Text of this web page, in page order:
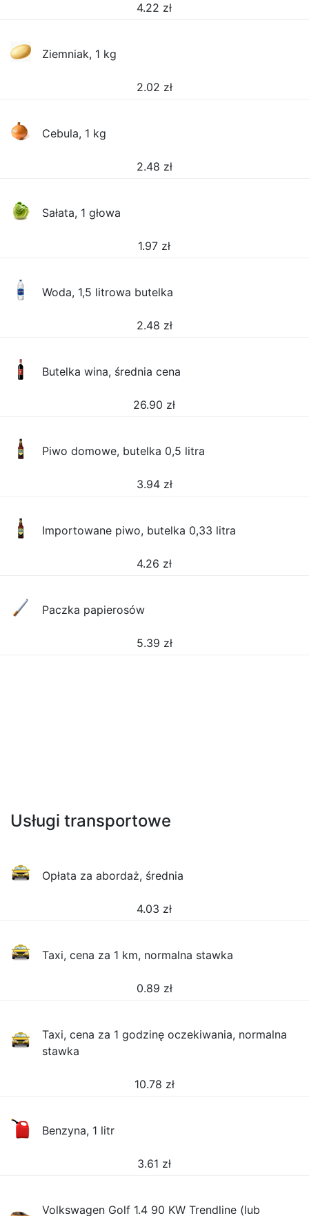
4.22 zł
Ziemniak, 1 kg
2.02 zł
Cebula, 1 kg
2.48 zł
Sałata, 1 głowa
1.97 zł
Woda, 1,5 litrowa butelka
2.48 zł
Butelka wina, średnia cena
26.90 zł
Piwo domowe, butelka 0,5 litra
3.94 zł
Importowane piwo, butelka 0,33 litra
4.26 zł
Paczka papierosów
5.39 zł
Usługi transportowe
Opłata za abordaż, średnia
4.03 zł
Taxi, cena za 1 km, normalna stawka
0.89 zł
Taxi, cena za 1 godzinę oczekiwania, normalna
stawka
10.78 zł
Benzyna, 1 litr
3.61 zł
Volkswagen Golf 1.4 90 KW Trendline (lub